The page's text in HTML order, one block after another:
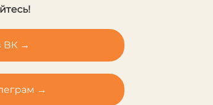
ВК →
→